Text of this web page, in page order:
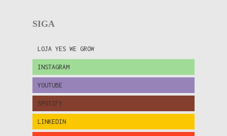
SIGA
LOJA YES WE GROW
INSTAGRAM
YOUTUBE
SPOTIFY
LINKEDIN